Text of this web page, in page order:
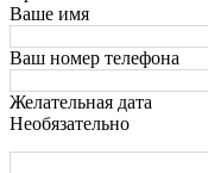
Ваше имя
Ваш номер телефона
Желательная дата
Необязательно